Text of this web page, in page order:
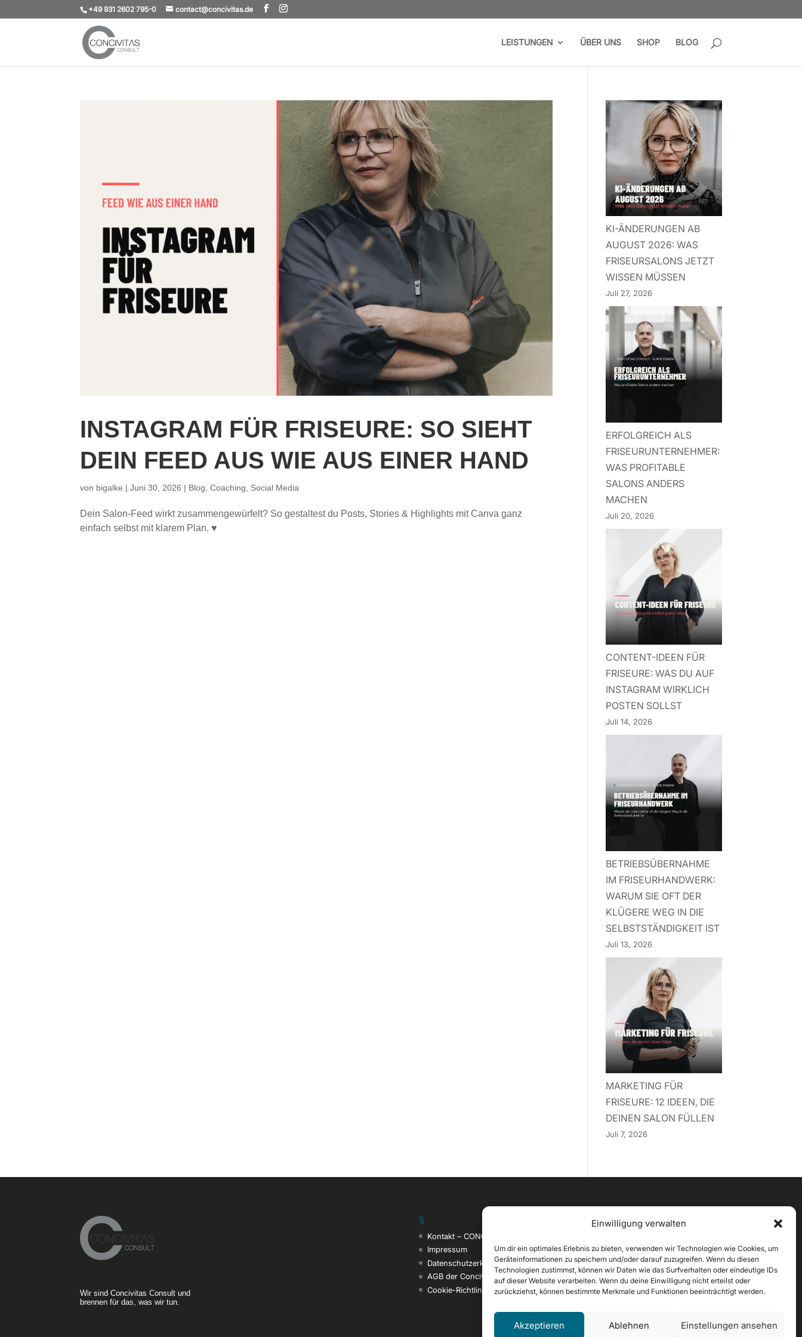
Einwilligung verwalten
Um dir ein optimales Erlebnis zu bieten, verwenden wir Technologien wie Cookies, um
Geräteinformationen zu speichern und/oder darauf zuzugreifen. Wenn du diesen
Technologien zustimmst, können wir Daten wie das Surfverhalten oder eindeutige IDs
auf dieser Website verarbeiten. Wenn du deine Einwilligung nicht erteilst oder
zurückziehst, können bestimmte Merkmale und Funktionen beeinträchtigt werden.
Akzeptieren Ablehnen Einstellungen ansehen
+49 931 2602 795-0 contact@concivitas.de
LEISTUNGEN ÜBER UNS SHOP BLOG
INSTAGRAM FÜR FRISEURE: SO SIEHT
DEIN FEED AUS WIE AUS EINER HAND
von bigalke |Juni 30, 2026 | Blog ,Coaching Social Media
Dein Salon-Feed wirkt zusammengewürfelt? So gestaltest du Posts, Stories & Highlights mit Canva ganz
einfach selbst mit klarem Plan. ♥
KI-ÄNDERUNGEN AB
AUGUST 2026: WAS
FRISEURSALONS JETZT
WISSEN MÜSSEN
Juli 27, 2026
ERFOLGREICH ALS
FRISEURUNTERNEHMER:
WAS PROFITABLE
SALONS ANDERS
MACHEN
Juli 20, 2026
CONTENT-IDEEN FÜR
FRISEURE: WAS DU AUF
INSTAGRAM WIRKLICH
POSTEN SOLLST
Juli 14, 2026
BETRIEBSÜBERNAHME
IM FRISEURHANDWERK:
WARUM SIE OFT DER
KLÜGERE WEG IN DIE
SELBSTSTÄNDIGKEIT IST
Juli 13, 2026
MARKETING FÜR
FRISEURE: 12 IDEEN, DIE
DEINEN SALON FÜLLEN
Juli 7, 2026
Wir sind Concivitas Consult und
brennen für das, was wir tun.
§
Kontakt – CONCIVITAS
Impressum
Datenschutzerklärung
AGB der Concivitas Consult
Cookie-Richtlinie (EU)
Finde uns hier
Instagram
Google+
Linkedin